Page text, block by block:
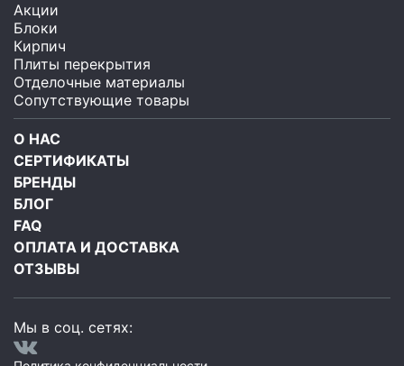
Акции
Блоки
Кирпич
Плиты перекрытия
Отделочные материалы
Сопутствующие товары
О НАС
СЕРТИФИКАТЫ
БРЕНДЫ
БЛОГ
FAQ
ОПЛАТА И ДОСТАВКА
ОТЗЫВЫ
Мы в соц. сетях: